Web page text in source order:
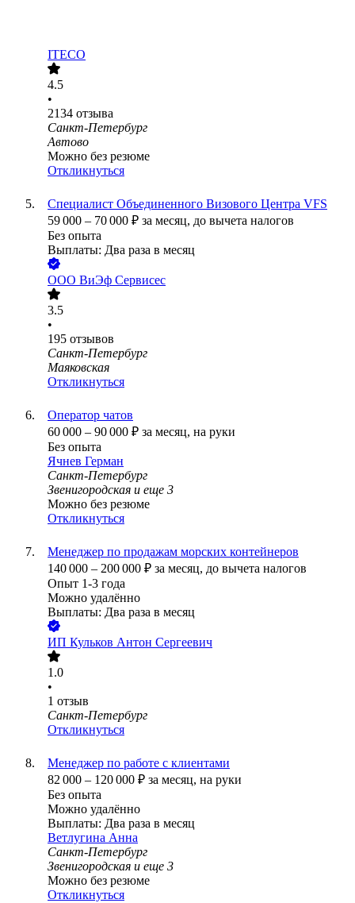
ITECO
4.5
•
2134 отзыва
Санкт-Петербург
Автово
Можно без резюме
Откликнуться
Cпециалист Объединенного Визового Центра VFS
59 000 – 70 000 ₽ за месяц, до вычета налогов
Без опыта
Выплаты: Два раза в месяц
ООО ВиЭф Сервисес
3.5
•
195 отзывов
Санкт-Петербург
Маяковская
Откликнуться
Оператор чатов
60 000 – 90 000 ₽ за месяц, на руки
Без опыта
Ячнев Герман
Санкт-Петербург
Звенигородская и еще 3
Можно без резюме
Откликнуться
Менеджер по продажам морских контейнеров
140 000 – 200 000 ₽ за месяц, до вычета налогов
Опыт 1-3 года
Можно удалённо
Выплаты: Два раза в месяц
ИП Кульков Антон Сергеевич
1.0
•
1 отзыв
Санкт-Петербург
Откликнуться
Менеджер по работе с клиентами
82 000 – 120 000 ₽ за месяц, на руки
Без опыта
Можно удалённо
Выплаты: Два раза в месяц
Ветлугина Анна
Санкт-Петербург
Звенигородская и еще 3
Можно без резюме
Откликнуться